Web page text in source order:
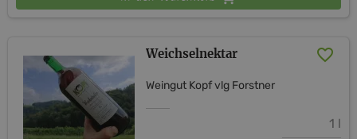
Weichselnektar
Weingut Kopf vlg Forstner
1 l